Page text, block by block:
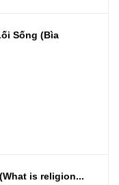
Sống (Bìa
is religion...